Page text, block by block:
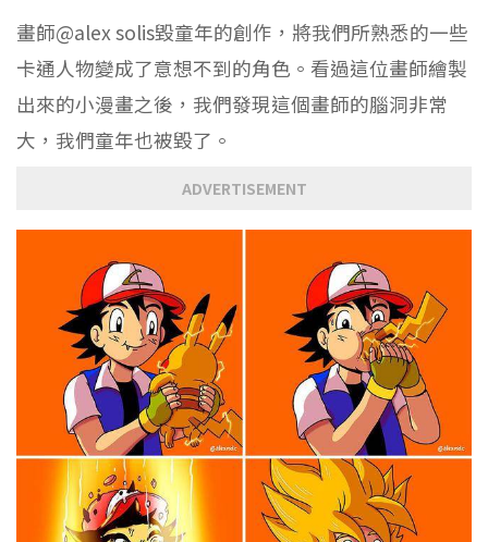
畫師@alex solis毀童年的創作，將我們所熟悉的一些
卡通人物變成了意想不到的角色。看過這位畫師繪製
出來的小漫畫之後，我們發現這個畫師的腦洞非常
大，我們童年也被毀了。
ADVERTISEMENT